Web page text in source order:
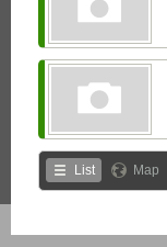
List Map